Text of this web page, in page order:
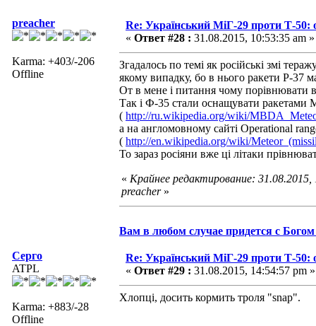
preacher
Karma: +403/-206
Offline
Re: Український МіГ-29 проти Т-50:
« Ответ #28 : 31.08.2015, 10:53:35 am »
Згадалось по темі як російські змі
якому випадку, бо в нього ракети Р-37
От в мене і питання чому порівнювати
Так і Ф-35 стали оснащувати ракетами
( http://ru.wikipedia.org/wiki/
а на англомовному сайті Operational
( http://en.wikipedia.org/wiki/
То зараз росіяни вже ці літаки
« Крайнее редактирование:
preacher»
Вам в любом случае придется с
Серго
ATPL
Karma: +883/-28
Offline
Re: Український МіГ-29 проти Т-50:
« Ответ #29 : 31.08.2015, 14:54:57 pm »
Хлопці, досить кормить троля "snap".